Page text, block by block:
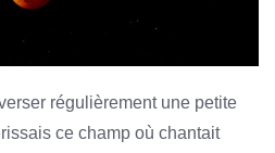
régulièrement une petite
ce champ où chantait